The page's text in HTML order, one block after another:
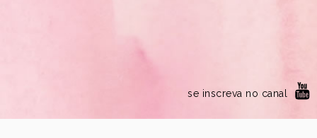
se inscreva no canal